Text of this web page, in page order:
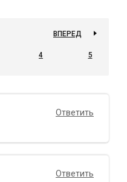
4 5
ВПЕРЕД
Ответить
Ответить